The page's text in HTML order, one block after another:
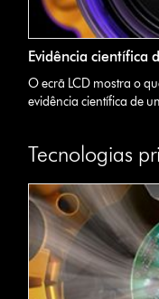
Evidência científica
O ecrã LCD mostra o
evidência científica de
Tecnologias